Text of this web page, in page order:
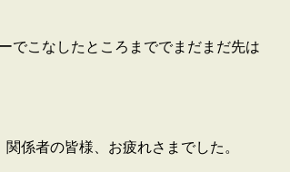
でこなしたところまででまだまだ先は
係者の皆様、お疲れさまでした。